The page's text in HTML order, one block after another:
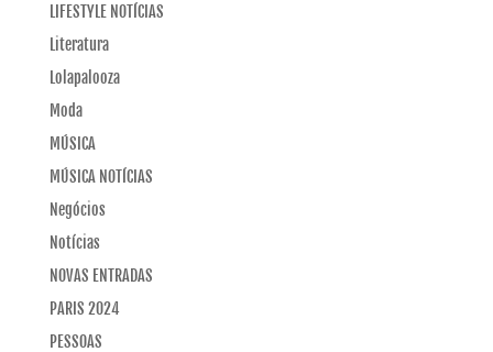
LIFESTYLE NOTÍCIAS
Literatura
Lolapalooza
Moda
MÚSICA
MÚSICA NOTÍCIAS
Negócios
Notícias
NOVAS ENTRADAS
PARIS 2024
PESSOAS